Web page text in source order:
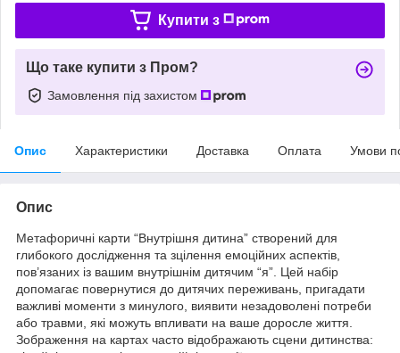
Купити з
Що таке купити з Пром?
Замовлення під захистом
Опис Характеристики Доставка Оплата Умови
Опис
Метафоричні карти “Внутрішня дитина” створений для
глибокого дослідження та зцілення емоційних аспектів,
пов’язаних із вашим внутрішнім дитячим “я”. Цей набір
допомагає повернутися до дитячих переживань, пригадати
важливі моменти з минулого, виявити незадоволені потреби
або травми, які можуть впливати на ваше доросле життя.
Зображення на картах часто відображають сцени дитинства: